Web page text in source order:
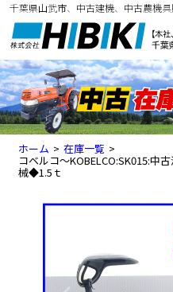
千葉県山武市、中古建機、中古農機具
ホーム > 在庫一覧 >
コベルコ～KOBELCO:SK015:中
械◆1.5ｔ